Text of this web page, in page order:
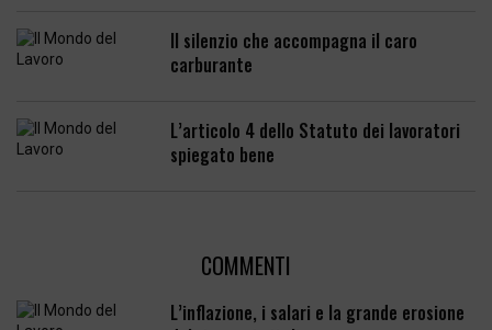
Il silenzio che accompagna il caro
carburante
L’articolo 4 dello Statuto dei lavoratori
spiegato bene
COMMENTI
L’inflazione, i salari e la grande erosione